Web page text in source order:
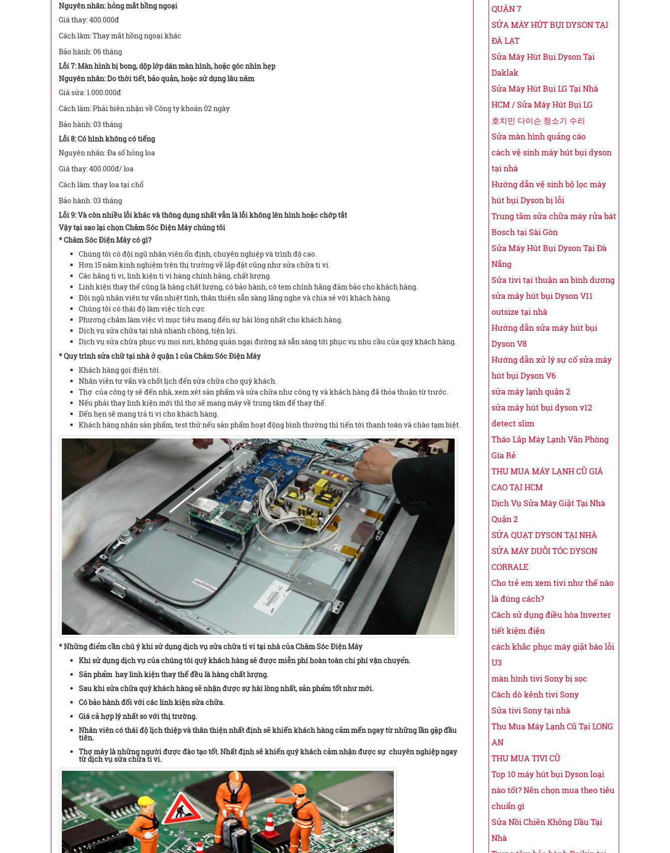
Nguyên nhân: hỏng mắt hồng ngoại
Giá thay: 400.000đ
Cách làm: Thay mắt hồng ngoại khác
Bảo hành: 06 tháng
Lỗi 7: Màn hình bị bong, dộp lớp dán màn hình, hoặc góc nhìn hẹp
Nguyên nhân: Do thời tiết, bảo quản, hoặc sử dụng lâu năm
Giá sửa: 1.000.000đ
Cách làm: Phải biên nhận về Công ty khoản 02 ngày
Bảo hành: 03 tháng
Lỗi 8: Có hình không có tiếng
Nguyên nhân: Đa số hỏng loa
Giá thay: 400.000đ/ loa
Cách làm: thay loa tại chổ
Bảo hành: 03 tháng
Lỗi 9: Và còn nhiều lỗi khác và thông dụng nhất vẫn là lỗi không lên hình hoặc chớp tắt
Vậy tại sao lại chọn Chăm Sóc Điện Máy chúng tôi
* Chăm Sóc Điện Máy có gì?
Chúng tôi có đội ngũ nhân viên ổn định, chuyên nghiệp và trình độ cao.
Hơn 15 năm kinh nghiệm trên thị trường về lắp đặt cũng như sửa chữa ti vi.
Các hãng ti vi, linh kiện ti vi hàng chính hãng, chất lượng.
Linh kiện thay thế cũng là hàng chất lượng, có bảo hành, có tem chính hãng đảm bảo cho khách hàng.
Đội ngũ nhân viên tư vấn nhiệt tình, thân thiện sẵn sàng lắng nghe và chia sẻ với khách hàng.
Chúng tôi có thái độ làm việc tích cực
Phương châm làm việc vì mục tiêu mang đến sự hài lòng nhất cho khách hàng.
Dịch vụ sửa chữa tại nhà nhanh chóng, tiện lợi.
Dịch vụ sửa chữa phục vụ mọi nơi, không quản ngại đường xá sẵn sàng tới phục vụ nhu cầu của quý khách hàng.
* Quy trình sửa chữ tại nhà ở quận 1 của Chăm Sóc Điện Máy
Khách hàng gọi điện tới.
Nhân viên tư vấn và chốt lịch đến sửa chữa cho quý khách.
Thợ của công ty sẽ đến nhà, xem xét sản phẩm và sửa chữa như công ty và khách hàng đã thỏa thuận từ trước.
Nếu phải thay linh kiện mới thì thợ sẽ mang máy về trung tâm để thay thế.
Đến hẹn sẽ mang trả ti vi cho khách hàng.
Khách hàng nhận sản phẩm, test thử nếu sản phẩm hoạt động bình thường thì tiến tới thanh toán và chào tạm biệt.
* Những điểm cần chú ý khi sử dụng dịch vụ sửa chữa ti vi tại nhà của Chăm Sóc Điện Máy
Khi sử dụng dịch vụ của chúng tôi quý khách hàng sẽ được miễn phí hoàn toàn chi phí vận chuyển.
Sản phẩm hay linh kiện thay thế đều là hàng chất lượng.
Sau khi sửa chữa quý khách hàng sẽ nhận được sự hài lòng nhất, sản phẩm tốt như mới.
Có bảo hành đối với các linh kiện sửa chữa.
Giá cả hợp lý nhất so với thị trường.
Nhân viên có thái độ lịch thiệp và thân thiện nhất định sẽ khiến khách hàng cảm mến ngay từ những lần gặp đầu
tiên.
Thợ máy là những người được đào tạo tốt. Nhất định sẽ khiến quý khách cảm nhận được sự chuyên nghiệp ngay
từ dịch vụ sửa chữa ti vi.
QUẬN 7
SỬA MÁY HÚT BỤI DYSON TẠI
ĐÀ LẠT
Sửa Máy Hút Bụi Dyson Tại
Daklak
Sửa Máy Hút Bụi LG Tại Nhà
HCM / Sửa Máy Hút Bụi LG
호치민 다이슨 청소기 수리
Sửa màn hình quảng cáo
cách vệ sinh máy hút bụi dyson
tại nhà
Hướng dẫn vệ sinh bộ lọc máy
hút bụi Dyson bị lỗi
Trung tâm sửa chữa máy rửa bát
Bosch tại Sài Gòn
Sửa Máy Hút Bụi Dyson Tại Đà
Nẵng
Sửa tivi tại thuận an bình dương
sửa máy hút bụi Dyson V11
outsize tại nhà
Hướng dẫn sửa máy hút bụi
Dyson V8
Hướng dẫn xử lý sự cố sửa máy
hút bụi Dyson V6
sửa máy lạnh quận 2
sửa máy hút bụi dyson v12
detect slim
Tháo Lắp Máy Lạnh Văn Phòng
Gía Rẻ
THU MUA MÁY LẠNH CŨ GIÁ
CAO TẠI HCM
Dịch Vụ Sửa Máy Giặt Tại Nhà
Quận 2
SỬA QUẠT DYSON TẠI NHÀ
SỬA MÁY DUỖI TÓC DYSON
CORRALE
Cho trẻ em xem tivi như thế nào
là đúng cách?
Cách sử dụng điều hòa Inverter
tiết kiệm điện
cách khắc phục máy giặt báo lỗi
U3
màn hình tivi Sony bị sọc
Cách dò kênh tivi Sony
Sửa tivi Sony tại nhà
Thu Mua Máy Lạnh Cũ Tại LONG
AN
THU MUA TIVI CŨ
Top 10 máy hút bụi Dyson loại
nào tốt? Nên chọn mua theo tiêu
chuẩn gì
Sửa Nồi Chiên Không Dầu Tại
Nhà